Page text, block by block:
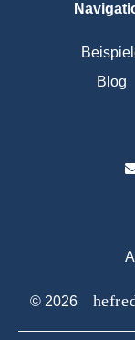
Blog
© 2026